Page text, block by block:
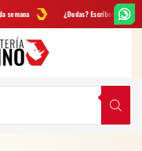
¿Dudas? Escríbenos porWhatsApp
VER EN VER EN LISTA